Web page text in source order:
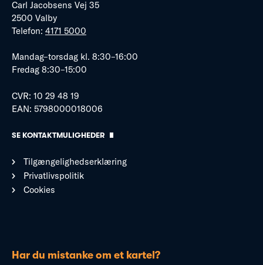
Carl Jacobsens Vej 35
2500 Valby
Telefon: 4171 5000
Mandag–torsdag kl. 8:30–16:00
Fredag 8:30–15:00
CVR: 10 29 48 19
EAN: 5798000018006
SE KONTAKTMULIGHEDER
Tilgængelighedserklæring
Privatlivspolitik
Cookies
Har du mistanke om et kartel?